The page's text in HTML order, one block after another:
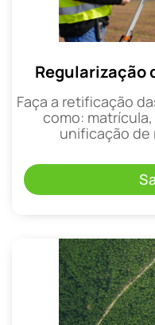
Regularização
Faça a retificação
como:
unificação de